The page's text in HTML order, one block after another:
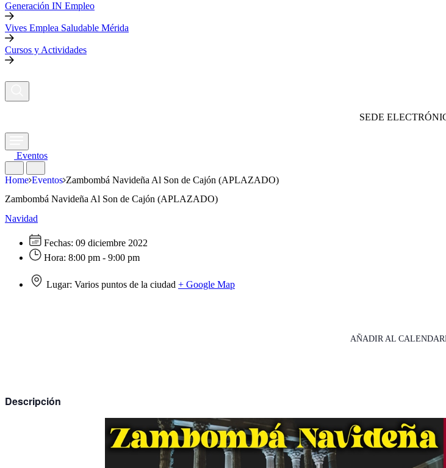
Generación IN Empleo
Vives Emplea Saludable Mérida
Cursos y Actividades
SEDE
Eventos
Home Eventos Zambombá Navideña Al Son de Cajón (APLAZADO)
Zambombá Navideña Al Son de Cajón (APLAZADO)
Navidad
Fechas: 09 diciembre 2022
Hora: 8:00 pm - 9:00 pm
Lugar: Varios puntos de la ciudad + Google Map
AÑADIR AL
Descripción